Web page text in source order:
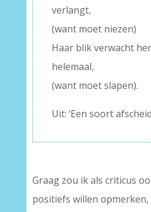
verlangt,
(want moet niezen)
Haar blik verwacht
helemaal,
(want moet slapen).
Uit: ‘Een soort
Graag zou ik als criticus
positiefs willen